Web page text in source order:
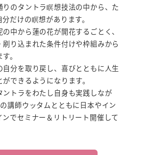
りのタントラ瞑想技法の中から、た
だけの瞑想があります。
中から蓮の花が開花するごとく、
刷り込まれた条件付けや枠組みから
。
自分を取り戻し、喜びとともに人生
できるようになります。
ントラをわたし自身も実践しなが
講師ウッタムとともに日本やイン
ンでセミナー＆リトリート開催して